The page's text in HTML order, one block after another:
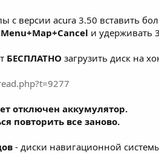
с версии acura 3.50 вставить
Menu+Map+Cancel и удерживать
БЕСПЛАТНО загрузить диск на
отключен аккумулятор.
повторить все заново.
- диски навигационной